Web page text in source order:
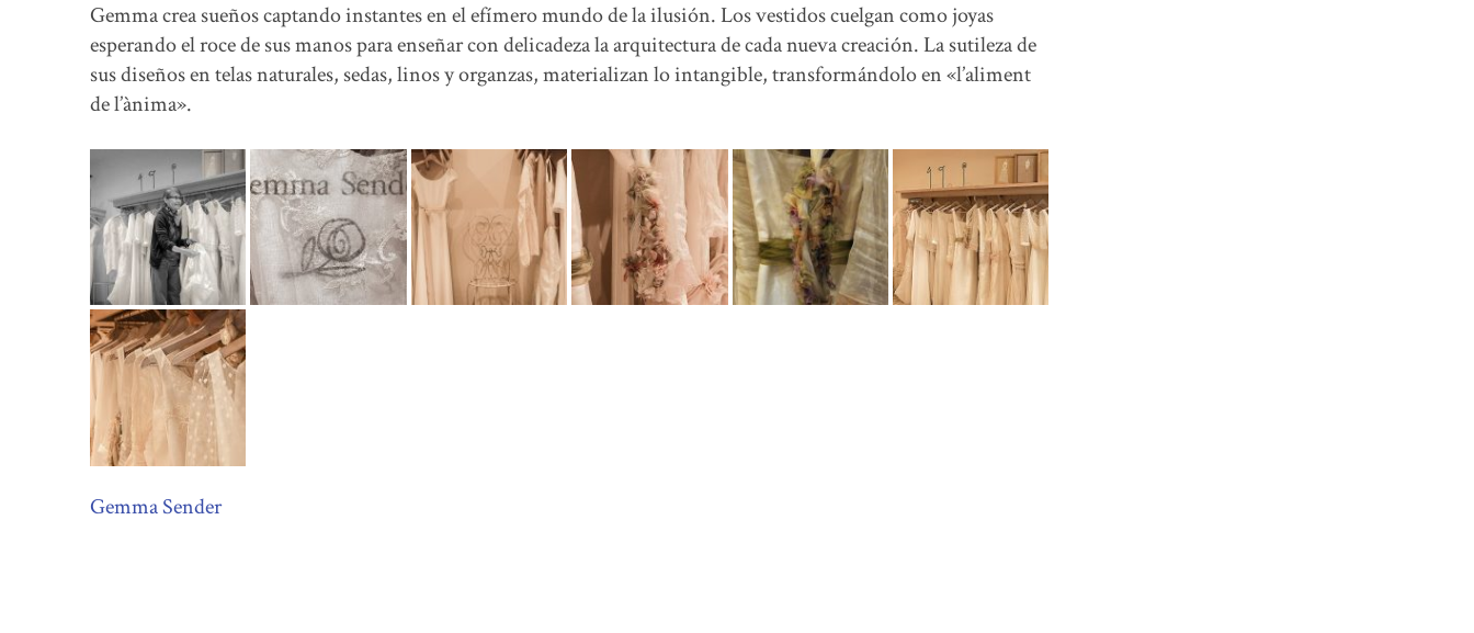
Gemma crea sueños captando instantes en el efímero mundo de la ilusión. Los vestidos cuelgan como joyas
esperando el roce de sus manos para enseñar con delicadeza la arquitectura de cada nueva creación. La sutileza de
sus diseños en telas naturales, sedas, linos y organzas, materializan lo intangible, transformándolo en «l’aliment
de l’ànima».
Gemma Sender